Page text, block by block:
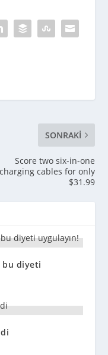
SONRAKI
Score two six-in-one
charging cables for only
$31.99
bu diyeti